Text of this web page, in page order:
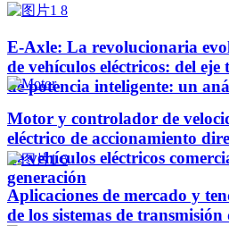
E-Axle: La revolucionaria
de vehículos eléctricos: del
de potencia inteligente: un
Motor y controlador de
eléctrico de accionamiento
de vehículos eléctricos
generación
Aplicaciones de mercado y
de los sistemas de